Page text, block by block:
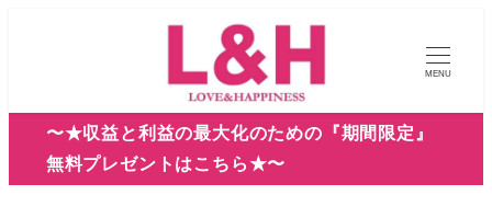
コ
MENU
〜★収益と利益の最大化のための『期間限定』
無料プレゼントはこちら★〜